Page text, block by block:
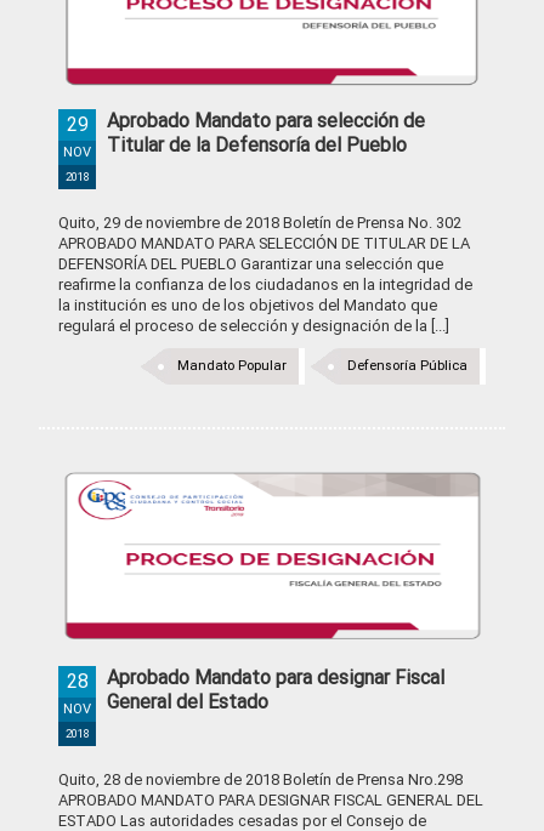
Aprobado Mandato para selección de
Titular de la Defensoría del Pueblo
29
NOV
2018
Quito, 29 de noviembre de 2018 Boletín de Prensa No. 302
APROBADO MANDATO PARA SELECCIÓN DE TITULAR DE LA
DEFENSORÍA DEL PUEBLO Garantizar una selección que
reafirme la confianza de los ciudadanos en la integridad de
la institución es uno de los objetivos del Mandato que
regulará el proceso de selección y designación de la [...]
Defensoría Pública
Mandato Popular
Aprobado Mandato para designar Fiscal
General del Estado
28
NOV
2018
Quito, 28 de noviembre de 2018 Boletín de Prensa Nro.298
APROBADO MANDATO PARA DESIGNAR FISCAL GENERAL DEL
ESTADO Las autoridades cesadas por el Consejo de